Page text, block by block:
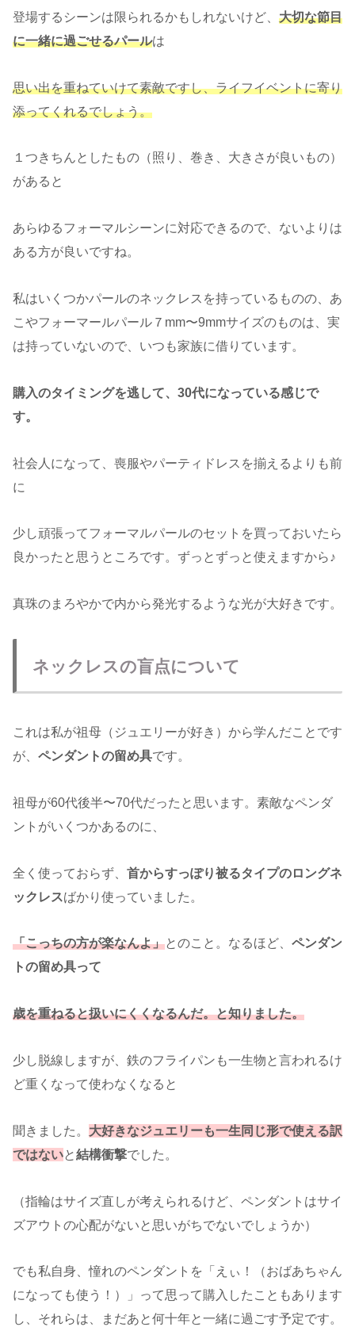
登場するシーンは限られるかもしれないけど、 大切な節目
に一緒に過ごせるパールは
思い出を重ねていけて素敵ですし、ライフイベントに寄り
添ってくれるでしょう。
１つきちんとしたもの（照り、巻き、大きさが良いもの）
があると
あらゆるフォーマルシーンに対応できるので、ないよりは
ある方が良いですね。
私はいくつかパールのネックレスを持っているものの、あ
こやフォーマールパール７mm〜9mmサイズのものは、実
は持っていないので、いつも家族に借りています。
購入のタイミングを逃して、30代になっている感じで
す。
社会人になって、喪服やパーティドレスを揃えるよりも前
に
少し頑張ってフォーマルパールのセットを買っておいたら
良かったと思うところです。ずっとずっと使えますから♪
真珠のまろやかで内から発光するような光が大好きです。
ネックレスの盲点について
これは私が祖母（ジュエリーが好き）から学んだことです
が、 ペンダントの留め具です。
祖母が60代後半〜70代だったと思います。素敵なペンダ
ントがいくつかあるのに、
全く使っておらず、 首からすっぽり被るタイプのロングネ
ックレスばかり使っていました。
「こっちの方が楽なんよ」とのこと。なるほど、 ペンダン
トの留め具って
歳を重ねると扱いにくくなるんだ。と知りました。
少し脱線しますが、鉄のフライパンも一生物と言われるけ
ど重くなって使わなくなると
聞きました。 大好きなジュエリーも一生同じ形で使える訳
ではないと結構衝撃でした。
（指輪はサイズ直しが考えられるけど、ペンダントはサイ
ズアウトの心配がないと思いがちでないでしょうか）
でも私自身、憧れのペンダントを「えぃ！（おばあちゃん
になっても使う！）」って思って購入したこともあります
し、それらは、まだあと何十年と一緒に過ごす予定です。